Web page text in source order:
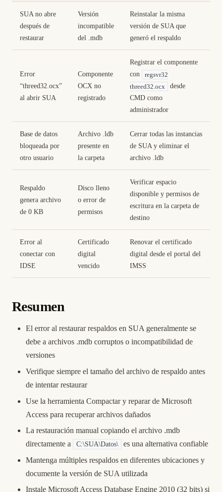
SUA no abre
después de
restaurar
Versión
incompatible
del .mdb
Reinstalar la misma
versión de SUA que
generó el respaldo
Error
“threed32.ocx”
al abrir SUA
Componente
OCX no
registrado
Registrar el componente
con
regsvr32
threed32.ocx
desde
CMD como
administrador
Base de datos
bloqueada por
otro usuario
Archivo .ldb
presente en
la carpeta
Cerrar todas las instancias
de SUA y eliminar el
archivo .ldb
Respaldo
genera archivo
de 0 KB
Disco lleno
o error de
permisos
Verificar espacio
disponible y permisos de
escritura en la carpeta de
destino
Error al
conectar con
IDSE
Certificado
digital
vencido
Renovar el certificado
digital desde el portal del
IMSS
Resumen
El error al restaurar respaldos en SUA generalmente se
debe a archivos .mdb corruptos o incompatibilidad de
versiones
Verifique siempre el tamaño del archivo de respaldo antes
de intentar restaurar
Use la herramienta Compactar y reparar de Microsoft
Access para recuperar archivos dañados
La restauración manual copiando el archivo .mdb
directamente a
C:\SUA\Datos\
es una alternativa confiable
Mantenga múltiples respaldos en diferentes ubicaciones y
documente la versión de SUA utilizada
Instale Microsoft Access Database Engine 2010 (32 bits) si